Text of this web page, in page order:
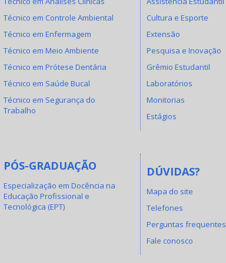
Técnico em Controle Ambiental
Técnico em Enfermagem
Técnico em Meio Ambiente
Técnico em Prótese Dentária
Técnico em Saúde Bucal
Técnico em Segurança do
Trabalho
PÓS-GRADUAÇÃO
Especialização em Docência na
Educação Profissional e
Tecnológica (EPT)
Cultura e Esporte
Extensão
Pesquisa e Inovação
Grêmio Estudantil
Laboratórios
Monitorias
Estágios
DÚVIDAS?
Mapa do site
Telefones
Perguntas frequentes
Fale conosco